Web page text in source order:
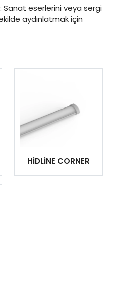
: Sanat eserlerini veya sergi
aydınlatmak için
HİDLİNE CORNER